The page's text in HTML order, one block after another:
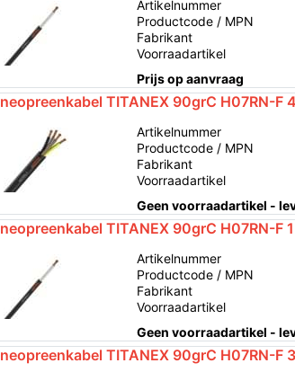
Artikelnummer
Productcode / MPN
Fabrikant
Voorraadartikel
Prijs op aanvraag
neopreenkabel TITANEX 90grC H07RN-F
Artikelnummer
Productcode / MPN
Fabrikant
Voorraadartikel
Geen voorraadartikel -
neopreenkabel TITANEX 90grC H07RN-F
Artikelnummer
Productcode / MPN
Fabrikant
Voorraadartikel
Geen voorraadartikel -
neopreenkabel TITANEX 90grC H07RN-F